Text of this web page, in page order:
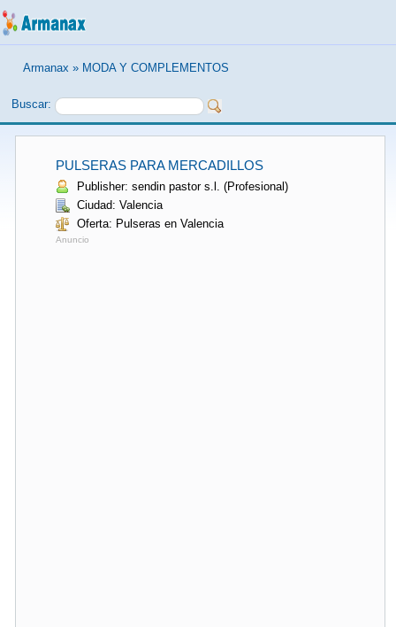
Armanax » MODA Y COMPLEMENTOS
Buscar:
PULSERAS PARA MERCADILLOS
Publisher: sendin pastor s.l. (Profesional)
Ciudad: Valencia
Oferta: Pulseras en Valencia
Anuncio